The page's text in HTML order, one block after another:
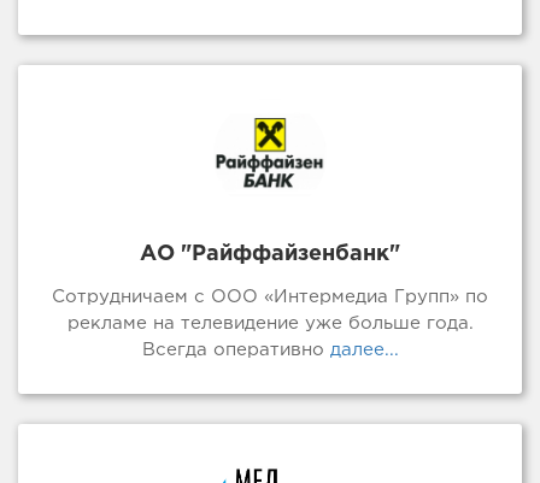
АО "Райффайзенбанк"
Сотрудничаем с ООО «Интермедиа Групп» по
рекламе на телевидение уже больше года.
Всегда оперативно далее...